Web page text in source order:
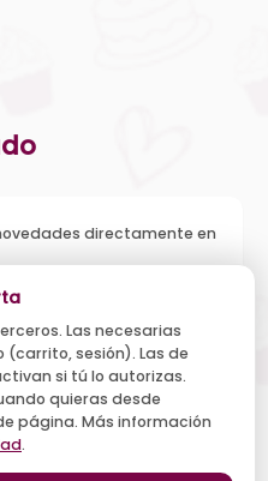
directamente en
y el tratamiento de mi
. Puedo darme de baja
Las necesarias
sesión). Las de
si tú lo autorizas.
quieras desde
página. Más información
.